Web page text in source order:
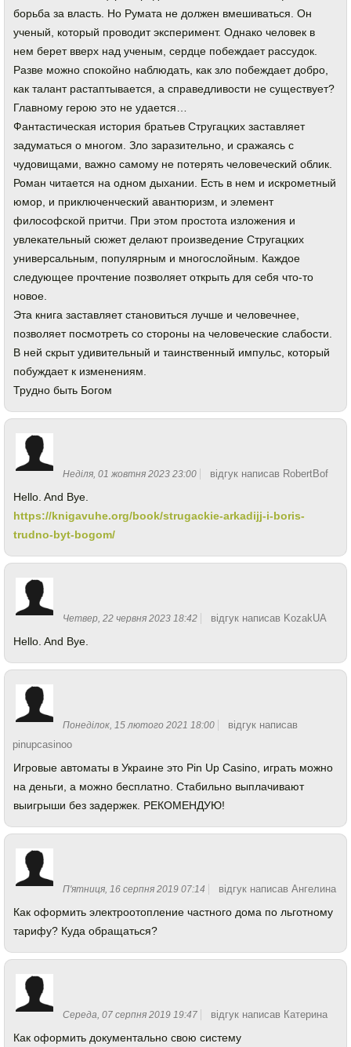
борьба за власть. Но Румата не должен вмешиваться. Он
ученый, который проводит эксперимент. Однако человек в
нем берет вверх над ученым, сердце побеждает рассудок.
Разве можно спокойно наблюдать, как зло побеждает добро,
как талант растаптывается, а справедливости не существует?
Главному герою это не удается…
Фантастическая история братьев Стругацких заставляет
задуматься о многом. Зло заразительно, и сражаясь с
чудовищами, важно самому не потерять человеческий облик.
Роман читается на одном дыхании. Есть в нем и искрометный
юмор, и приключенческий авантюризм, и элемент
философской притчи. При этом простота изложения и
увлекательный сюжет делают произведение Стругацких
универсальным, популярным и многослойным. Каждое
следующее прочтение позволяет открыть для себя что-то
новое.
Эта книга заставляет становиться лучше и человечнее,
позволяет посмотреть со стороны на человеческие слабости.
В ней скрыт удивительный и таинственный импульс, который
побуждает к изменениям.
Трудно быть Богом
Неділя, 01 жовтня 2023 23:00 відгук написав RobertBof
Hello. And Bye.
https://knigavuhe.org/book/strugackie-arkadijj-i-boris-
trudno-byt-bogom/
Четвер, 22 червня 2023 18:42 відгук написав KozakUA
Hello. And Bye.
Понеділок, 15 лютого 2021 18:00
відгук написав
pinupcasinoo
Игровые автоматы в Украине это Pin Up Casino, играть можно
на деньги, а можно бесплатно. Стабильно выплачивают
выигрыши без задержек. РЕКОМЕНДУЮ!
П'ятниця, 16 серпня 2019 07:14 відгук написав Ангелина
Как оформить электроотопление частного дома по льготному
тарифу? Куда обращаться?
Середа, 07 серпня 2019 19:47 відгук написав Катерина
Как оформить документально свою систему